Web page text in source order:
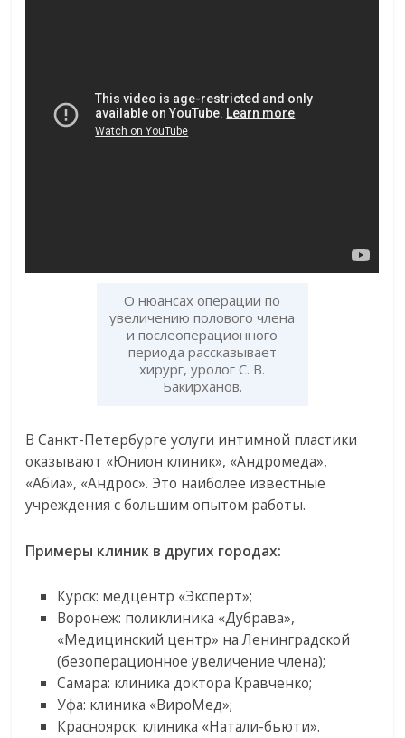
О нюансах операции по
увеличению полового члена
и послеоперационного
периода рассказывает
хирург, уролог С. В.
Бакирханов.
В Санкт-Петербурге услуги интимной пластики
оказывают «Юнион клиник», «Андромеда»,
«Абиа», «Андрос». Это наиболее известные
учреждения с большим опытом работы.
Примеры клиник в других городах:
Курск: медцентр «Эксперт»;
Воронеж: поликлиника «Дубрава»,
«Медицинский центр» на Ленинградской
(безоперационное увеличение члена);
Самара: клиника доктора Кравченко;
Уфа: клиника «ВироМед»;
Красноярск: клиника «Натали-бьюти».